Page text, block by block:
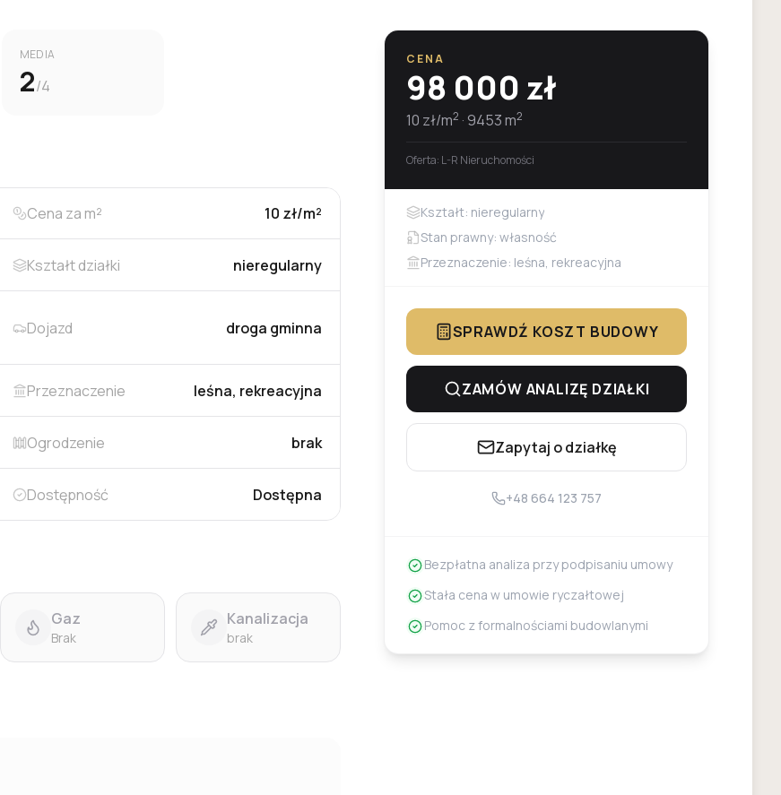
MEDIA
2/4
Cena za m² 10 zł/m²
Kształt działki nieregularny
Dojazd droga gminna
Przeznaczenie leśna, rekreacyjna
Ogrodzenie brak
Dostępność Dostępna
Gaz
Brak
Kanalizacja
brak
CENA
98 000 zł
10 zł/m2 ·9453m2
Oferta: L-R Nieruchomości
Kształt: nieregularny
Stan prawny: własność
Przeznaczenie: leśna, rekreacyjna
SPRAWDŹ KOSZT BUDOWY
ZAMÓW ANALIZĘ DZIAŁKI
Zapytaj o działkę
+48 664 123 757
Bezpłatna analiza przy podpisaniu umowy
Stała cena w umowie ryczałtowej
Pomoc z formalnościami budowlanymi